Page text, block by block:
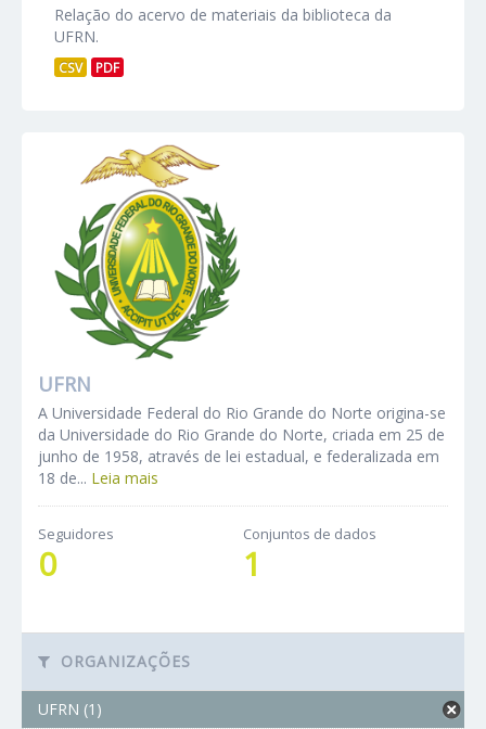
Relação do acervo de materiais da biblioteca da
UFRN.
CSV PDF
UFRN
A Universidade Federal do Rio Grande do Norte origina-se
da Universidade do Rio Grande do Norte, criada em 25 de
junho de 1958, através de lei estadual, e federalizada em
18 de... Leia mais
Seguidores
0
Conjuntos de dados
1
ORGANIZAÇÕES
UFRN (1)